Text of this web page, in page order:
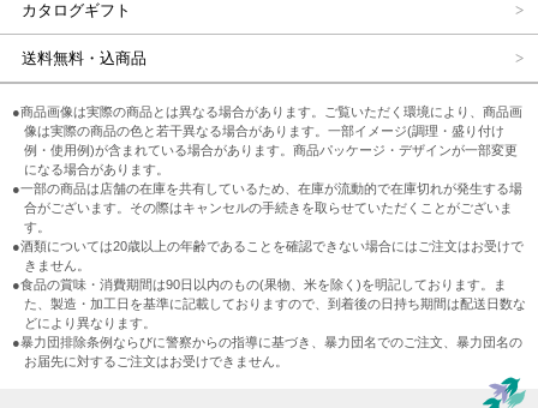
カタログギフト
送料無料・込商品
●商品画像は実際の商品とは異なる場合があります。ご覧いただく環境により、商品画
像は実際の商品の色と若干異なる場合があります。一部イメージ(調理・盛り付け
例・使用例)が含まれている場合があります。商品パッケージ・デザインが一部変更
になる場合があります。
●一部の商品は店舗の在庫を共有しているため、在庫が流動的で在庫切れが発生する場
合がございます。その際はキャンセルの手続きを取らせていただくことがございま
す。
●酒類については20歳以上の年齢であることを確認できない場合にはご注文はお受けで
きません。
●食品の賞味・消費期間は90日以内のもの(果物、米を除く)を明記しております。ま
た、製造・加工日を基準に記載しておりますので、到着後の日持ち期間は配送日数な
どにより異なります。
●暴力団排除条例ならびに警察からの指導に基づき、暴力団名でのご注文、暴力団名の
お届先に対するご注文はお受けできません。